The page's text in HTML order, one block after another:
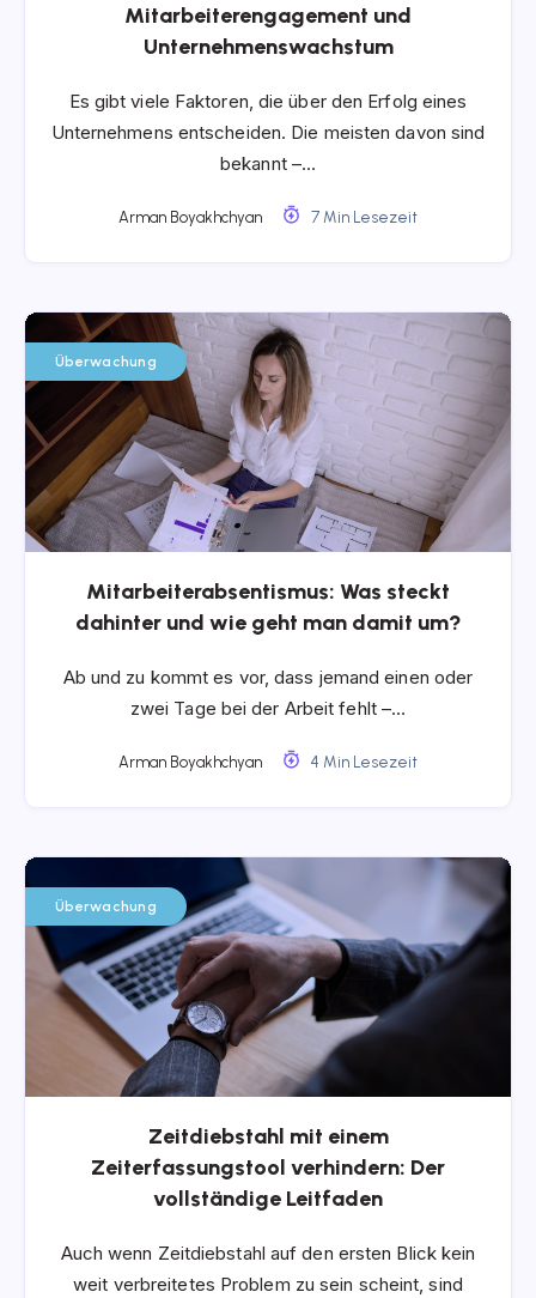
Mitarbeiterengagement und
Unternehmenswachstum
Es gibt viele Faktoren, die über den Erfolg eines
Unternehmens entscheiden. Die meisten davon sind
bekannt –…
Arman Boyakhchyan 7 Min Lesezeit
Überwachung
Mitarbeiterabsentismus: Was steckt
dahinter und wie geht man damit um?
Ab und zu kommt es vor, dass jemand einen oder
zwei Tage bei der Arbeit fehlt –…
Arman Boyakhchyan 4 Min Lesezeit
Überwachung
Zeitdiebstahl mit einem
Zeiterfassungstool verhindern: Der
vollständige Leitfaden
Auch wenn Zeitdiebstahl auf den ersten Blick kein
weit verbreitetes Problem zu sein scheint, sind